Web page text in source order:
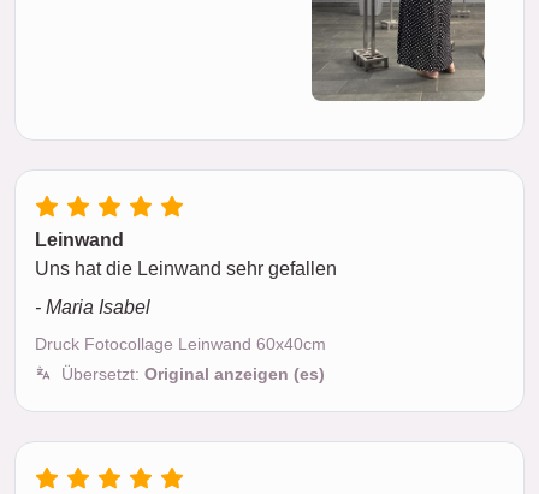
Leinwand
Uns hat die Leinwand sehr gefallen
- Maria Isabel
Druck Fotocollage Leinwand 60x40cm
Übersetzt: Original anzeigen (es)